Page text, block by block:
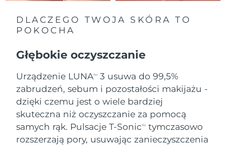
DLACZEGO TWOJA SKÓRA TO
POKOCHA
Głębokie oczyszczanie
Urządzenie LUNATM
3 usuwa do 99,5%
zabrudzeń, sebum i pozostałości makijażu -
dzięki czemu jest o wiele bardziej
skuteczna niż oczyszczanie za pomocą
samych rąk. Pulsacje T-SonicTM
tymczasowo
rozszerzają pory, usuwając zanieczyszczenia
8/11/26
Filipiny
Polska
Oczekiwany czas dostawy
Portugalia
Oczekiwany czas dostawy
8/11/26